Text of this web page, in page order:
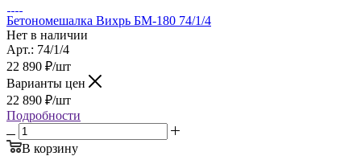
Бетономешалка Вихрь БМ-180 74/1/4
Нет в наличии
Арт.: 74/1/4
22 890 ₽/шт
Варианты цен
22 890 ₽/шт
Подробности
В корзину